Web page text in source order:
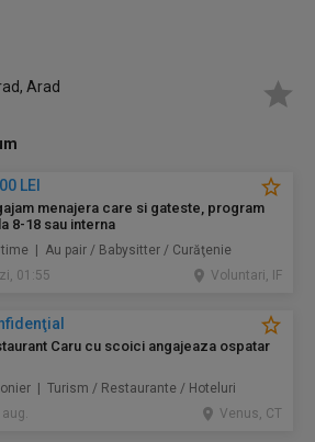
Arad
LEI
menajera care si gateste, program
8-18 sau interna
time | Au pair / Babysitter / Curăţenie
01:55
Voluntari, IF
Caru cu scoici angajeaza ospatar
| Turism / Restaurante / Hoteluri
aug.
Venus, CT